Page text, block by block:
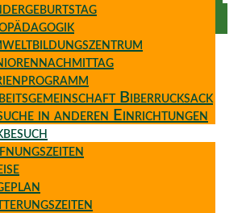
Biberrucksack
in anderen Einrichtungen